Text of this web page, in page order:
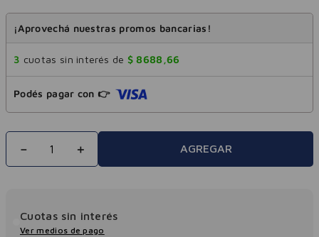
¡Aprovechá nuestras promos bancarias!
3 cuotas sin interés de $ 8688 ,66
Podés pagar con 👉
＋
－ AGREGAR
Cuotas sin interés
Ver medios de pago